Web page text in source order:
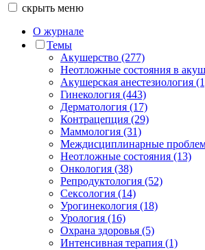
скрыть меню
О журнале
Темы
Акушерство (277)
Неотложные состояния в
Акушерская анестезиология
Гинекология (443)
Дерматология (17)
Контрацепция (29)
Маммология (31)
Междисциплинарные
Неотложные состояния (13)
Онкология (38)
Репродуктология (52)
Сексология (14)
Урогинекология (18)
Урология (16)
Охрана здоровья (5)
Интенсивная терапия (1)